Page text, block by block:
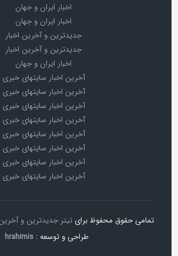
اخبار ایران و جهان
اخبار ایران و جهان
جدیدترین و آخرین اخبار
جدیدترین و آخرین اخبار
اخبار ایران و جهان
آخرین اخبار سایتهای خبری
آخرین اخبار سایتهای خبری
آخرین اخبار سایتهای خبری
آخرین اخبار سایتهای خبری
آخرین اخبار سایتهای خبری
آخرین اخبار سایتهای خبری
آخرین اخبار سایتهای خبری
آخرین اخبار سایتهای خبری
تمامی حقوق محفوظ برای تیتر جدیدترین و
طراحی و توسعه : hrahimis